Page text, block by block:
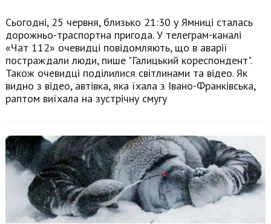
Сьогодні, 25 червня, близько 21:30 у Ямниці сталась
дорожньо-траспортна пригода. У телеграм-каналі
«Чат 112» очевидці повідомляють, що в аварії
постраждали люди, пише "Галицький кореспондент".
Також очевидці поділилися світлинами та відео. Як
видно з відео, автівка, яка їхала з Івано-Франківська,
раптом виїхала на зустрічну смугу